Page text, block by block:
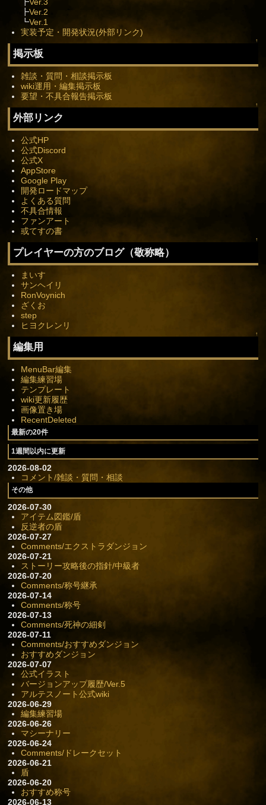
┣Ver.3
┣Ver.2
┗Ver.1
実装予定・開発状況(外部リンク)
↑
掲示板
雑談・質問・相談掲示板
wiki運用・編集掲示板
要望・不具合報告掲示板
↑
外部リンク
公式HP
公式Discord
公式X
AppStore
Google Play
開発ロードマップ
よくある質問
不具合情報
ファンアート
或てすの書
↑
プレイヤーの方のブログ（敬称略）
まいす
サンヘイリ
RonVoynich
ざくお
step
ヒヨクレンリ
↑
編集用
MenuBar編集
編集練習場
テンプレート
wiki更新履歴
画像置き場
RecentDeleted
最新の20件
1週間以内に更新
2026-08-02
コメント/雑談・質問・相談
その他
2026-07-30
アイテム図鑑/盾
反逆者の盾
2026-07-27
Comments/エクストラダンジョン
2026-07-21
ストーリー攻略後の指針/中級者
2026-07-20
Comments/称号継承
2026-07-14
Comments/称号
2026-07-13
Comments/死神の細剣
2026-07-11
Comments/おすすめダンジョン
おすすめダンジョン
2026-07-07
公式イラスト
バージョンアップ履歴/Ver.5
アルテスノート公式wiki
2026-06-29
編集練習場
2026-06-26
マシーナリー
2026-06-24
Comments/ドレークセット
2026-06-21
盾
2026-06-20
おすすめ称号
2026-06-13